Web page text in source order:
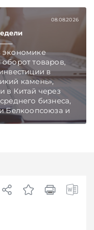
08.08.2026
экономике
товаров,
в
камень»,
в Китай через
бизнеса,
Белкоопсоюза и